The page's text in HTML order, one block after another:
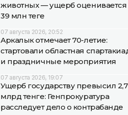
животных — ущерб оценивается
39 млн теңге
07 августа 2026, 20:52
Аркалык отмечает 70-летие:
стартовали областная
и праздничные мероприятия
07 августа 2026, 19:07
Ущерб государству превысил 2,7
млрд тенге: Генпрокуратура
расследует дело о контрабанде